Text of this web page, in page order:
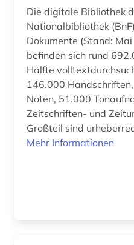
kunstvermittlung (1)
kunstzeitschrift (1)
künstler (1)
künstlerbiografie (1)
Die digitale Bibliothek
Nationalbibliothek
Dokumente (Stand:
befinden sich rund
Hälfte
146.000
Noten, 51.000
Zeitschriften- und
Großteil sind
Mehr Informationen